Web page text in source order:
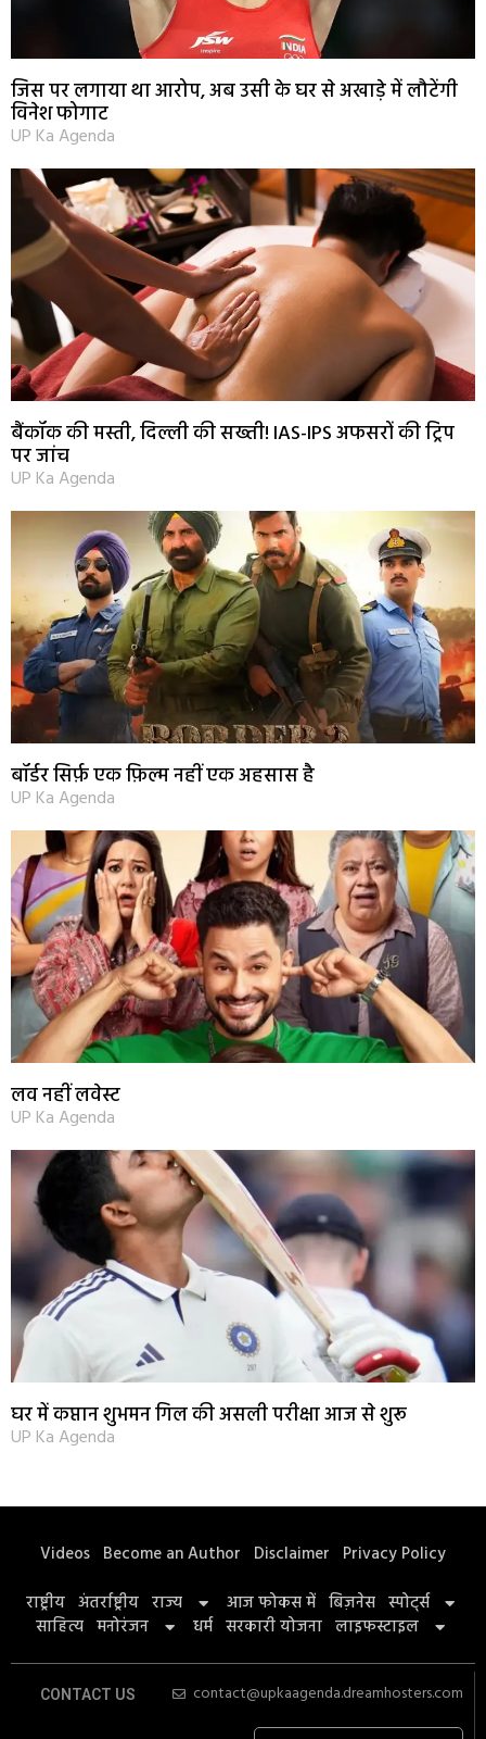
जिस पर लगाया था आरोप, अब उसी के घर से अखाड़े में लौटेंगी
विनेश फोगाट
UP Ka Agenda
बैंकॉक की मस्ती, दिल्ली की सख्ती! IAS-IPS अफसरों की ट्रिप
पर जांच
UP Ka Agenda
बॉर्डर सिर्फ़ एक फ़िल्म नहीं एक अहसास है
UP Ka Agenda
लव नहीं लवेस्ट
UP Ka Agenda
घर में कप्तान शुभमन गिल की असली परीक्षा आज से शुरू
UP Ka Agenda
Videos Become an Author Disclaimer Privacy Policy
राष्ट्रीय अंतर्राष्ट्रीय राज्य आज फोकस में बिज़नेस स्पोर्ट्स
साहित्य मनोरंजन धर्म सरकारी योजना लाइफस्टाइल
CONTACT US contact@upkaagenda.dreamhosters.com